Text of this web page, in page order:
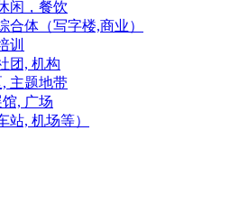
闲，餐饮
合体（写字楼,商业）
训
团, 机构
主题地带
, 广场
站, 机场等）